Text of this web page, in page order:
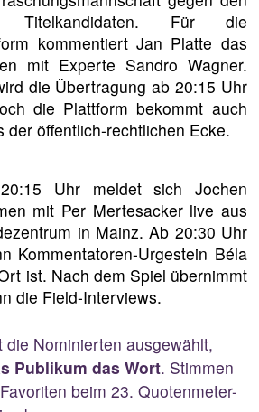
Titelkandidaten. Für die
kommentiert Jan Platte das
mit Experte Sandro Wagner.
die Übertragung ab 20:15 Uhr
die Plattform bekommt auch
der öffentlich-rechtlichen Ecke.
Uhr meldet sich Jochen
mit Per Mertesacker live aus
in Mainz. Ab 20:30 Uhr
Kommentatoren-Urgestein Béla
ist. Nach dem Spiel übernimmt
die Field-Interviews.
die Nominierten ausgewählt,
Publikum das Wort. Stimmen
beim 23. Quotenmeter-